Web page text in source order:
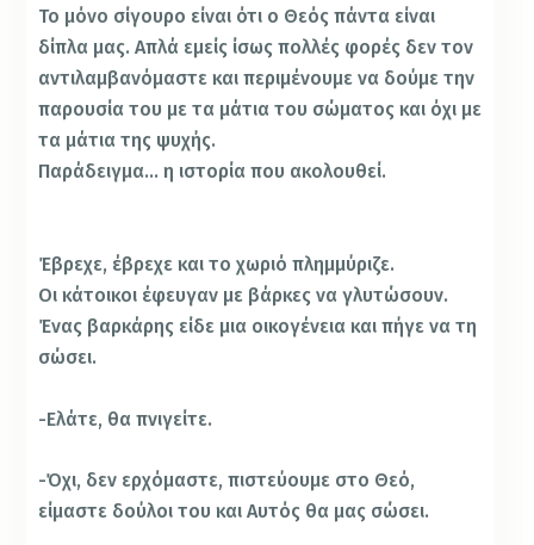
Το μόνο σίγουρο είναι ότι ο Θεός πάντα είναι
δίπλα μας. Απλά εμείς ίσως πολλές φορές δεν τον
αντιλαμβανόμαστε και περιμένουμε να δούμε την
παρουσία του με τα μάτια του σώματος και όχι με
τα μάτια της ψυχής.
Παράδειγμα… η ιστορία που ακολουθεί.
Έβρεχε, έβρεχε και το χωριό πλημμύριζε.
Οι κάτοικοι έφευγαν με βάρκες να γλυτώσουν.
Ένας βαρκάρης είδε μια οικογένεια και πήγε να τη
σώσει.
-Ελάτε, θα πνιγείτε.
-Όχι, δεν ερχόμαστε, πιστεύουμε στο Θεό,
είμαστε δούλοι του και Aυτός θα μας σώσει.